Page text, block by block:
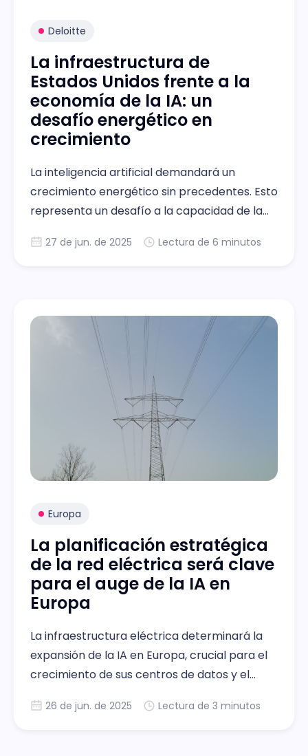
Deloitte
La infraestructura de
Estados Unidos frente a la
economía de la IA: un
desafío energético en
crecimiento
La inteligencia artificial demandará un
crecimiento energético sin precedentes. Esto
representa un desafío a la capacidad de la
27 de jun. de 2025 Lectura de 6 minutos
Europa
La planificación estratégica
de la red eléctrica será clave
para el auge de la IA en
Europa
La infraestructura eléctrica determinará la
expansión de la IA en Europa, crucial para el
crecimiento de sus centros de datos y el
26 de jun. de 2025 Lectura de 3 minutos